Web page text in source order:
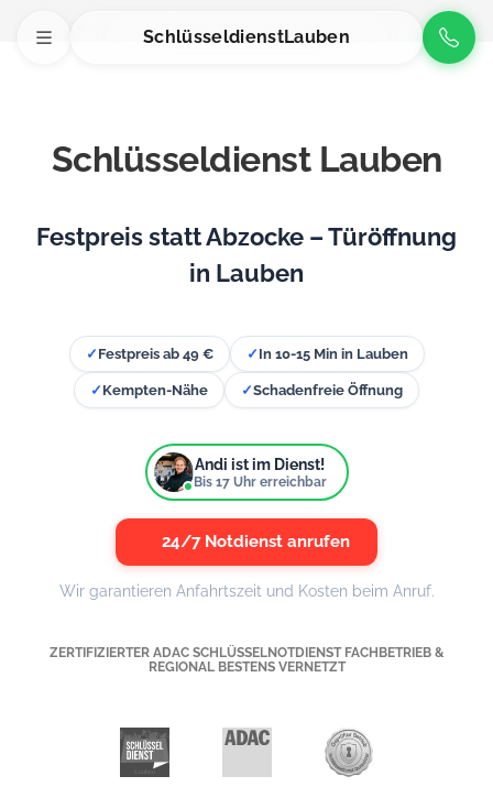
SchlüsseldienstLauben
Schlüsseldienst Lauben
Festpreis statt Abzocke – Türöffnung
in Lauben
✓ Festpreis ab 49 € ✓ In 10-15 Min in Lauben
✓ Kempten-Nähe ✓Schadenfreie Öffnung
Andi ist im Dienst!
Bis 17Uhr erreichbar
24/7 Notdienst anrufen
Wir garantieren Anfahrtszeit und Kosten beim Anruf.
ZERTIFIZIERTER ADAC SCHLÜSSELNOTDIENST FACHBETRIEB &
REGIONAL BESTENS VERNETZT